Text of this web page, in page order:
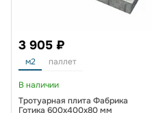
3 905 ₽
м2 паллет
В наличии
Тротуарная плита Фабрика
Готика 600х400х80 мм